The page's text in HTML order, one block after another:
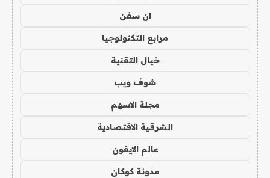
ان سفن
مرابع التكنولوجيا
خيال التقنية
شوف ويب
مجلة الاسهم
الشرقية الاقتصادية
عالم الايفون
مدونة كوكان